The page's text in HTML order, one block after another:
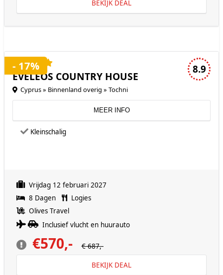
BEKIJK DEAL
8.9
EVELEOS COUNTRY HOUSE
Cyprus » Binnenland overig » Tochni
MEER INFO
Kleinschalig
Vrijdag 12 februari 2027
8 Dagen
Logies
Olives Travel
Inclusief vlucht en huurauto
€570,- € 687,-
- 17%
BEKIJK DEAL